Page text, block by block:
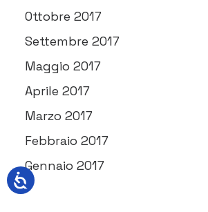
Ottobre 2017
Settembre 2017
Maggio 2017
Aprile 2017
Marzo 2017
Febbraio 2017
Gennaio 2017